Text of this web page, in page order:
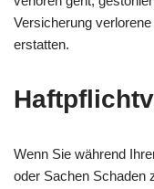
Versicherung
erstatten.
Wenn Sie während
oder Sachen Schaden